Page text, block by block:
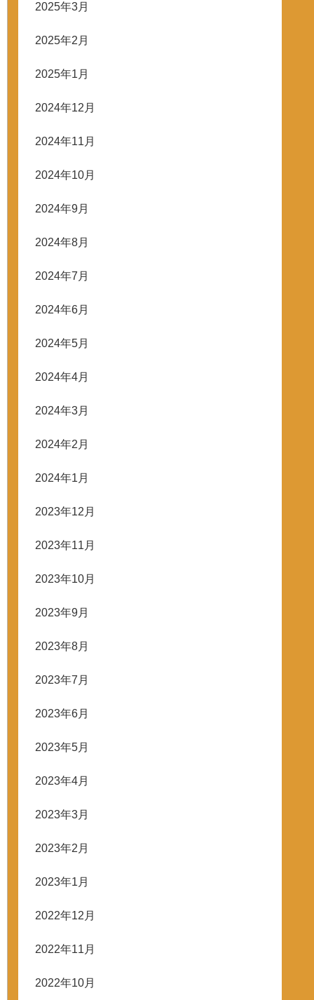
2025年3月
2025年2月
2025年1月
2024年12月
2024年11月
2024年10月
2024年9月
2024年8月
2024年7月
2024年6月
2024年5月
2024年4月
2024年3月
2024年2月
2024年1月
2023年12月
2023年11月
2023年10月
2023年9月
2023年8月
2023年7月
2023年6月
2023年5月
2023年4月
2023年3月
2023年2月
2023年1月
2022年12月
2022年11月
2022年10月